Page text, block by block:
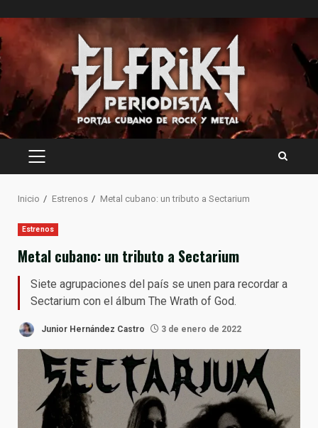
al
contenido
MENÚ
Inicio Estrenos Metal cubano: un tributo a Sectarium
Estrenos
Metal cubano: un tributo a Sectarium
Siete agrupaciones del país se unen para recordar a
Sectarium con el álbum The Wrath of God.
Junior Hernández Castro 3 de enero de 2022